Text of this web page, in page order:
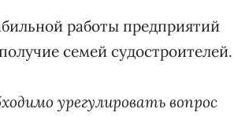
работы предприятий
семей судостроителей.
урегулировать вопрос